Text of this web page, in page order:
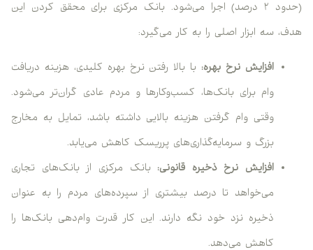
(حدود ۲ درصد) اجرا می‌شود. بانک مرکزی برای محقق کردن این
هدف، سه ابزار اصلی را به کار می‌گیرد:
افزایش نرخ بهره: با بالا رفتن نرخ بهره کلیدی، هزینه دریافت
وام برای بانک‌ها، کسب‌وکارها و مردم عادی گران‌تر می‌شود.
وقتی وام گرفتن هزینه بالایی داشته باشد، تمایل به مخارج
بزرگ و سرمایه‌گذاری‌های پرریسک کاهش می‌یابد.
افزایش نرخ ذخیره قانونی: بانک مرکزی از بانک‌های تجاری
می‌خواهد تا درصد بیشتری از سپرده‌های مردم را به عنوان
ذخیره نزد خود نگه دارند. این کار قدرت وام‌دهی بانک‌ها را
کاهش می‌دهد.